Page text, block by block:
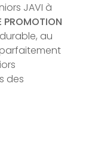
JAVI à
PROMOTION
au
des